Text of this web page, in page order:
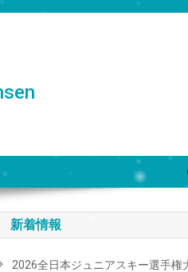
新着情報
2026全日本ジュニアスキー選手権